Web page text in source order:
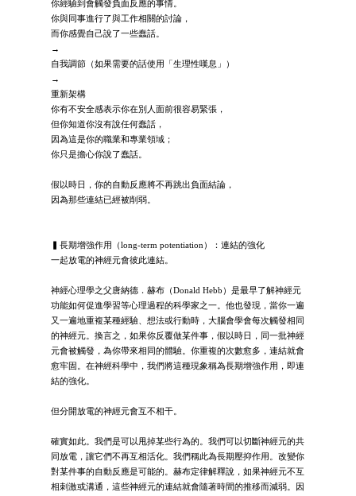
你經驗到會觸發負面反應的事情。
你與同事進行了與工作相關的討論，
而你感覺自己說了一些蠢話。
→
自我調節（如果需要的話使用「生理性嘆息」）
→
重新架構
你有不安全感表示你在別人面前很容易緊張，
但你知道你沒有說任何蠢話，
因為這是你的職業和專業領域；
你只是擔心你說了蠢話。
假以時日，你的自動反應將不再跳出負面結論，
因為那些連結已經被削弱。
▍長期增強作用（long-term potentiation）：連結的強化
一起放電的神經元會彼此連結。
神經心理學之父唐納德．赫布（Donald Hebb）是最早了解神經元
功能如何促進學習等心理過程的科學家之一。他也發現，當你一遍
又一遍地重複某種經驗、想法或行動時，大腦會學會每次觸發相同
的神經元。換言之，如果你反覆做某件事，假以時日，同一批神經
元會被觸發，為你帶來相同的體驗。你重複的次數愈多，連結就會
愈牢固。在神經科學中，我們將這種現象稱為長期增強作用，即連
結的強化。
但分開放電的神經元會互不相干。
確實如此。我們是可以甩掉某些行為的。我們可以切斷神經元的共
同放電，讓它們不再互相活化。我們稱此為長期壓抑作用。改變你
對某件事的自動反應是可能的。赫布定律解釋說，如果神經元不互
相刺激或溝通，這些神經元的連結就會隨著時間的推移而減弱。因